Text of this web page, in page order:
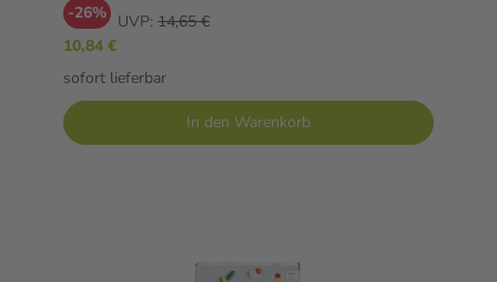
-26% UVP: 14,65 €
10,84 €
sofort lieferbar
In den Warenkorb